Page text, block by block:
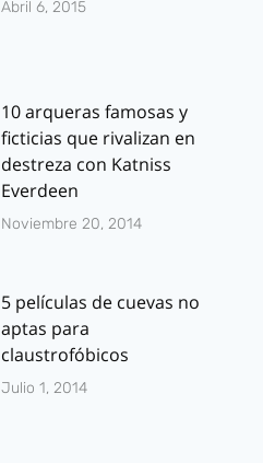
Abril 6, 2015
10 arqueras famosas y
ficticias que rivalizan en
destreza con Katniss
Everdeen
Noviembre 20, 2014
5 películas de cuevas no
aptas para
claustrofóbicos
Julio 1, 2014